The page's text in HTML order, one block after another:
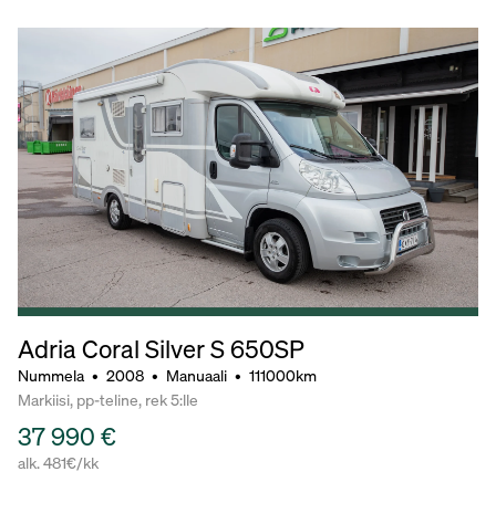
Adria Coral Silver S 650SP
Nummela • 2008 • Manuaali • 111000km
Markiisi, pp-teline, rek 5:lle
37 990 €
alk. 481€/kk